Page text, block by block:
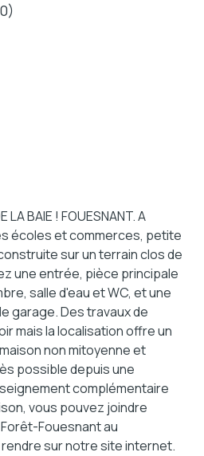
LA BAIE ! FOUESNANT. A
écoles et commerces, petite
construite sur un terrain clos de
une entrée, pièce principale
salle d'eau et WC, et une
garage. Des travaux de
mais la localisation offre un
non mitoyenne et
possible depuis une
complémentaire
vous pouvez joindre
Forêt-Fouesnant au
rendre sur notre site internet.